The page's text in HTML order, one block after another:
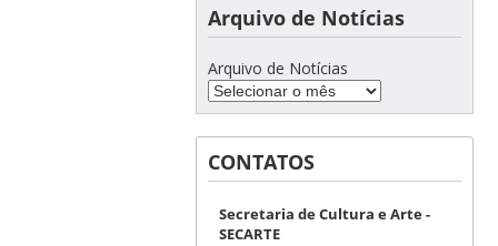
Arquivo de Notícias
Arquivo de Notícias
CONTATOS
Secretaria de Cultura e Arte -
SECARTE